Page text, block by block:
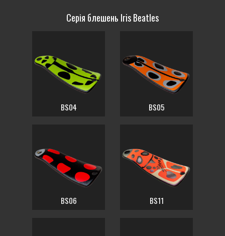
Серія блешень Iris Beatles
BS04 BS05
BS06 BS11